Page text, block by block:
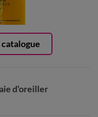
d'oreiller